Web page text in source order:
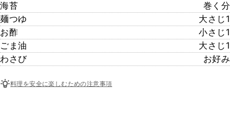
海苔
巻く分
麺つゆ
大さじ1
お酢
小さじ1
ごま油
大さじ1
わさび
お好み
料理を安全に楽しむための注意事項